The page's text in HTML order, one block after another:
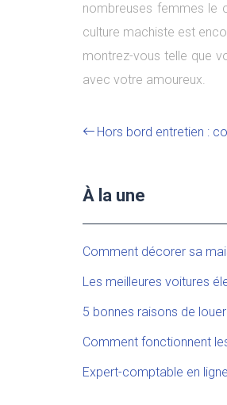
nombreuses femmes le
culture machiste est
montrez-vous telle que
avec votre amoureux.
Hors bord entretien :
À la une
Comment décorer sa
Les meilleures voitures
5 bonnes raisons de
Comment fonctionnent
Expert-comptable en